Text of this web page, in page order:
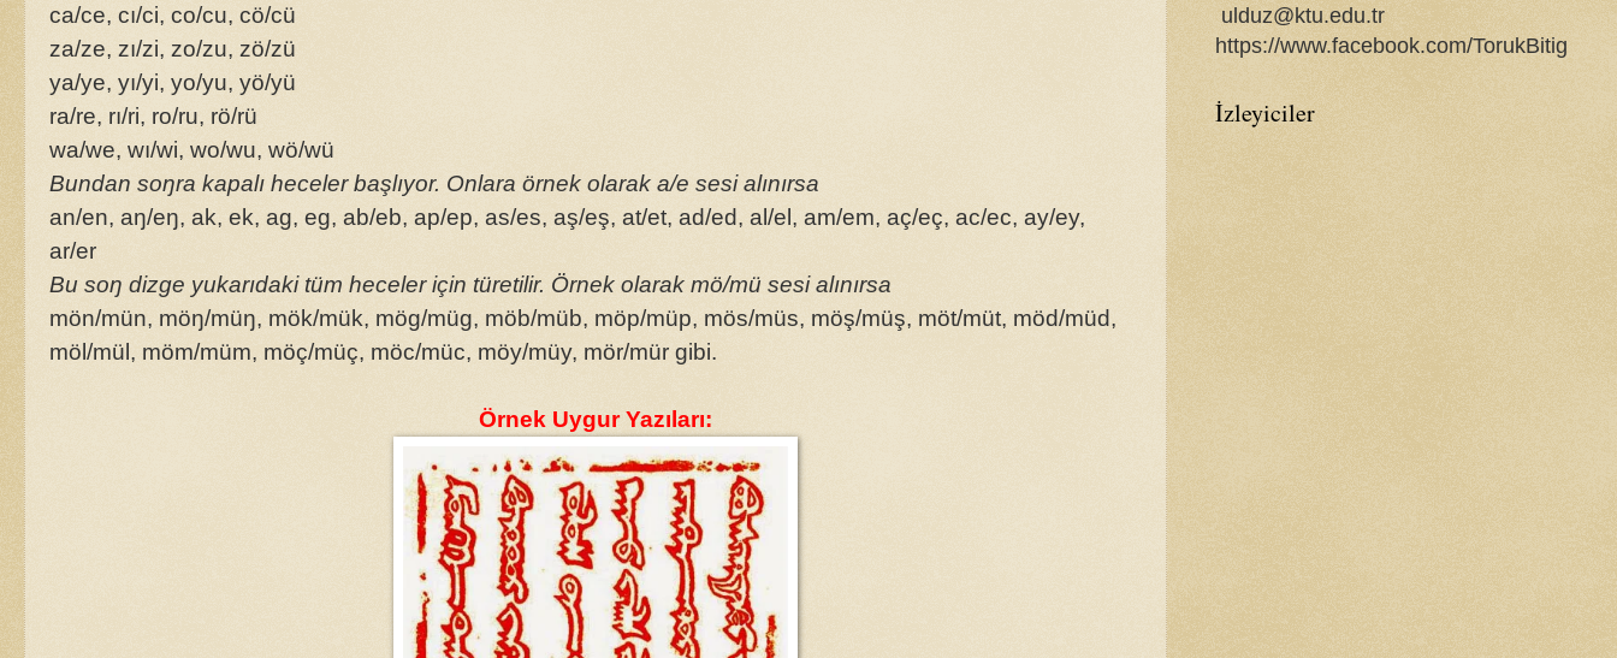
ca/ce, cı/ci, co/cu, cö/cü
za/ze, zı/zi, zo/zu, zö/zü
ya/ye, yı/yi, yo/yu, yö/yü
ra/re, rı/ri, ro/ru, rö/rü
wa/we, wı/wi, wo/wu, wö/wü
Bundan soŋra kapalı heceler başlıyor. Onlara örnek olarak a/e sesi alınırsa
an/en, aŋ/eŋ, ak, ek, ag, eg, ab/eb, ap/ep, as/es, aş/eş, at/et, ad/ed, al/el, am/em, aç/eç, ac/ec, ay/ey,
ar/er
Bu soŋ dizge yukarıdaki tüm heceler için türetilir. Örnek olarak mö/mü sesi alınırsa
mön/mün, möŋ/müŋ, mök/mük, mög/müg, möb/müb, möp/müp, mös/müs, möş/müş, möt/müt, möd/müd,
möl/mül, möm/müm, möç/müç, möc/müc, möy/müy, mör/mür gibi.
Örnek Uygur Yazıları:
ulduz@ktu.edu.tr
https://www.facebook.com/TorukBitig
İzleyiciler